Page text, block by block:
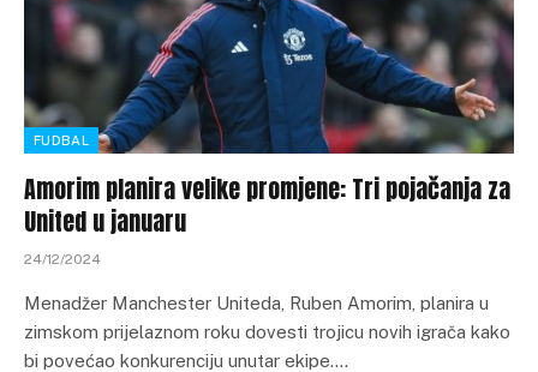
FUDBAL
Amorim planira velike promjene: Tri pojačanja za
United u januaru
24/12/2024
Menadžer Manchester Uniteda, Ruben Amorim, planira u
zimskom prijelaznom roku dovesti trojicu novih igrača kako
bi povećao konkurenciju unutar ekipe.…